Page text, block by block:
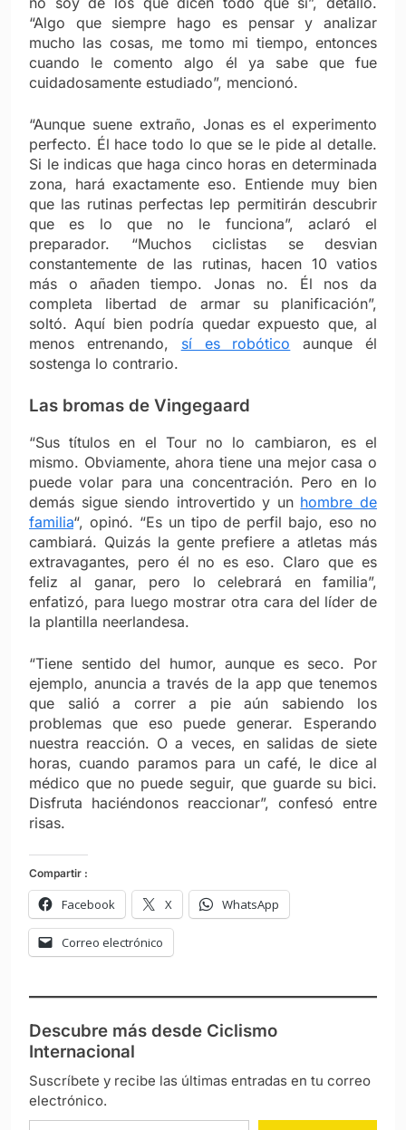
“Algo que siempre hago es pensar y analizar
mucho las cosas, me tomo mi tiempo, entonces
cuando le comento algo él ya sabe que fue
cuidadosamente estudiado”, mencionó.
“Aunque suene extraño, Jonas es el experimento
perfecto. Él hace todo lo que se le pide al detalle.
Si le indicas que haga cinco horas en determinada
zona, hará exactamente eso. Entiende muy bien
que las rutinas perfectas lep permitirán descubrir
que es lo que no le funciona”, aclaró el
preparador. “Muchos ciclistas se desvian
constantemente de las rutinas, hacen 10 vatios
más o añaden tiempo. Jonas no. Él nos da
completa libertad de armar su planificación”,
soltó. Aquí bien podría quedar expuesto que, al
menos entrenando, sí es robótico aunque él
sostenga lo contrario.
Las bromas de Vingegaard
“Sus títulos en el Tour no lo cambiaron, es el
mismo. Obviamente, ahora tiene una mejor casa o
puede volar para una concentración. Pero en lo
demás sigue siendo introvertido y un hombre de
familia“, opinó. “Es un tipo de perfil bajo, eso no
cambiará. Quizás la gente prefiere a atletas más
extravagantes, pero él no es eso. Claro que es
feliz al ganar, pero lo celebrará en familia”,
enfatizó, para luego mostrar otra cara del líder de
la plantilla neerlandesa.
“Tiene sentido del humor, aunque es seco. Por
ejemplo, anuncia a través de la app que tenemos
que salió a correr a pie aún sabiendo los
problemas que eso puede generar. Esperando
nuestra reacción. O a veces, en salidas de siete
horas, cuando paramos para un café, le dice al
médico que no puede seguir, que guarde su bici.
Disfruta haciéndonos reaccionar”, confesó entre
risas.
Compartir :
Facebook X WhatsApp
Correo electrónico
Descubre más desde Ciclismo
Internacional
Suscríbete y recibe las últimas entradas en tu correo
electrónico.
Escribe tu correo electrónico…